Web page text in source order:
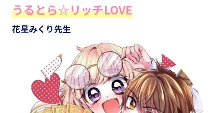
うるとら☆リッチLOVE
花星みくり先生